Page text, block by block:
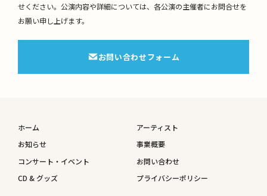
せください。 公演内容や詳細については、各公演の主催者にお問合せを
お願い申し上げます。
お問い合わせフォーム
ホーム
お知らせ
コンサート・イベント
CD & グッズ
アーティスト
事業概要
お問い合わせ
プライバシーポリシー